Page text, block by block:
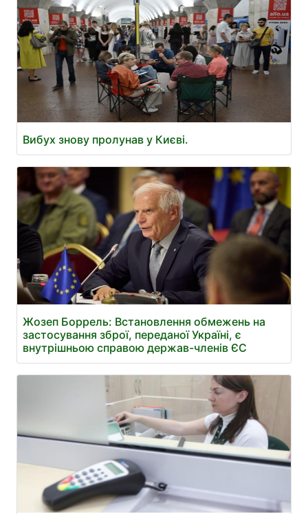
Вибух знову пролунав у Києві.
Жозеп Боррель: Встановлення обмежень на
застосування зброї, переданої Україні, є
внутрішньою справою держав-членів ЄС